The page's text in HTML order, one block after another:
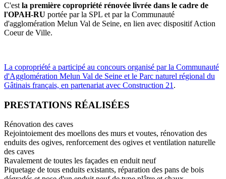
C'est la première copropriété rénovée livrée dans le cadre de
l'OPAH-RU portée par la SPL et par la Communauté
d'agglomération Melun Val de Seine, en lien avec dispositif Action
Coeur de Ville.
La copropriété a participé au concours organisé par la Communauté
d'Agglomération Melun Val de Seine et le Parc naturel régional du
Gâtinais français, en partenariat avec Construction 21 .
PRESTATIONS RÉALISÉES
Rénovation des caves
Rejointoiement des moellons des murs et voutes, rénovation des
enduits des ogives, renforcement des ogives et ventilation naturelle
des caves
Ravalement de toutes les façades en enduit neuf
Piquetage de tous enduits existants, réparation des pans de bois